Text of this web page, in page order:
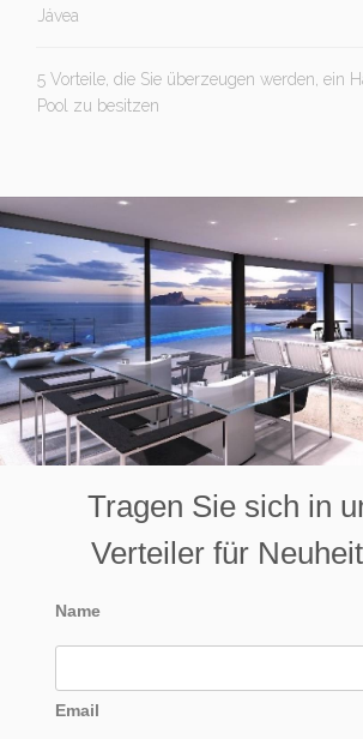
Jávea
5 Vorteile, die Sie überzeugen werden, ein
Pool zu besitzen
Tragen Sie sich in
Verteiler für
Name
Email